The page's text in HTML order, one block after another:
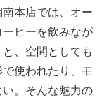
本店では、オー
ヒーを飲みなが
、空間としても
使われたり、モ
。そんな魅力の